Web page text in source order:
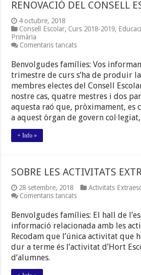
RENOVACIÓ DEL CONSELL
4 octubre, 2018
Consell Escolar, Curs 2018-2019,
Primària
Comentaris tancatsa
DEL
CONSELL
ESCOLAR
Benvolgudes famílies: Vos
trimestre de curs s’ha de produir
membres electes del Consell
nostre cas, quatre mestres i dos
aquesta raó que, pròximament, es
a aquest òrgan de govern
+ Info »
SOBRE LES ACTIVITATS
28 setembre, 2018 Activitats
Comentaris tancatsa
LES
ACTIVITATS
EXTRAESCOLARS…
Benvolgudes famílies: El hall de
informació relacionada amb les
Recodam que l’única activitat que
dur a terme és l’activitat d’Hort
d’alumnes.